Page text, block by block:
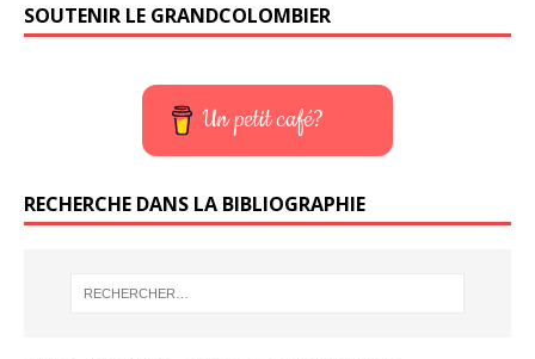
SOUTENIR LE GRANDCOLOMBIER
Un petit café?
RECHERCHE DANS LA BIBLIOGRAPHIE